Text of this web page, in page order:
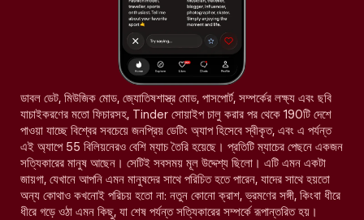
ডাবল ডেট, মিউজিক মোড, জ্যোতিষশাস্ত্র মোড, পাসপোর্ট, সম্পর্কের লক্ষ্য এবং ছবি
যাচাইকরণের মতো ফিচারসহ, Tinder সোয়াইপ চালু করার পর থেকে 190টি দেশে
পাওয়া যাচ্ছে বিশ্বের সবচেয়ে জনপ্রিয় ডেটিং অ্যাপ হিসেবে স্বীকৃত, এবং এ পর্যন্ত
এই অ্যাপে 55 বিলিয়নেরও বেশি ম্যাচ তৈরি হয়েছে। প্রতিটি ম্যাচের পেছনে একজন
সত্যিকারের মানুষ আছেন। সেটিই সবসময় মূল উদ্দেশ্য ছিলো। এটি এমন একটা
জায়গা, যেখানে আপনি এমন মানুষদের সাথে পরিচিত হতে পারেন, যাদের সাথে হয়তো
অন্য কোথাও কখনোই পরিচয় হতো না: নতুন কোনো ক্রাশ, ভ্রমণের সঙ্গী, কিংবা ধীরে
ধীরে গড়ে ওঠা এমন কিছু, যা শেষ পর্যন্ত সত্যিকারের সম্পর্কে রূপান্তরিত হয়।